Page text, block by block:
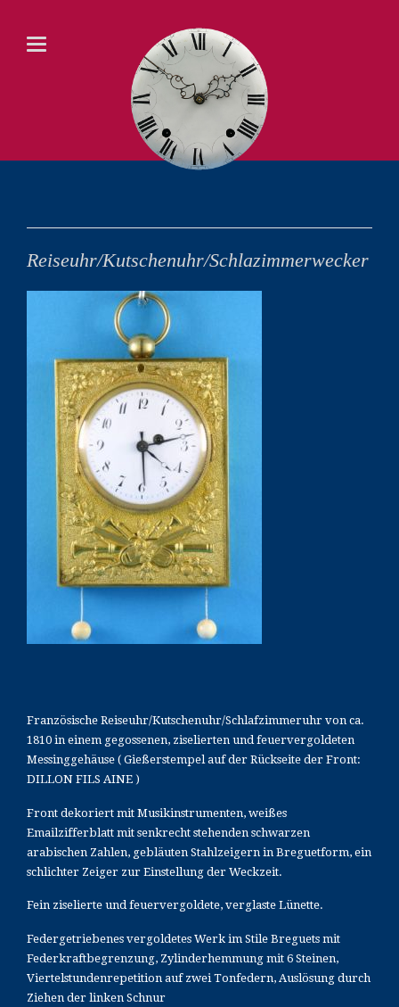
Reiseuhr/Kutschenuhr/Schlazimmerwecker
Französische Reiseuhr/Kutschenuhr/Schlafzimmeruhr von ca.
1810 in einem gegossenen, ziselierten und feuervergoldeten
Messinggehäuse ( Gießerstempel auf der Rückseite der Front:
DILLON FILS AINE )
Front dekoriert mit Musikinstrumenten, weißes
Emailzifferblatt mit senkrecht stehenden schwarzen
arabischen Zahlen, gebläuten Stahlzeigern in Breguetform, ein
schlichter Zeiger zur Einstellung der Weckzeit.
Fein ziselierte und feuervergoldete, verglaste Lünette.
Federgetriebenes vergoldetes Werk im Stile Breguets mit
Federkraftbegrenzung, Zylinderhemmung mit 6 Steinen,
Viertelstundenrepetition auf zwei Tonfedern, Auslösung durch
Ziehen der linken Schnur